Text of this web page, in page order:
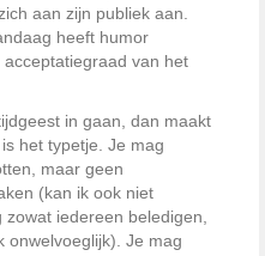
aan zijn publiek aan.
heeft humor
van het
in gaan, dan maakt
het typetje. Je mag
maar geen
(kan ik ook niet
iedereen beledigen,
onwelvoeglijk). Je mag